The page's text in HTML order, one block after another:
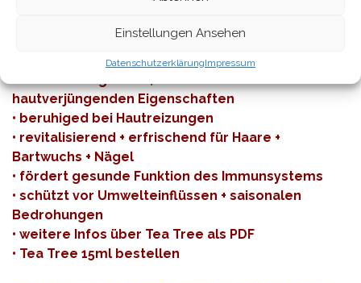
Einstellungen Ansehen
DatenschutzerklärungImpressum
äußerlicher Anwendung erstaunliche Vorteile.
hautverjüngenden Eigenschaften
• beruhiged bei Hautreizungen
• revitalisierend + erfrischend für Haare +
Bartwuchs + Nägel
• fördert gesunde Funktion des Immunsystems
• schützt vor Umwelteinflüssen + saisonalen
Bedrohungen
• weitere Infos über Tea Tree als PDF
• Tea Tree 15ml bestellen